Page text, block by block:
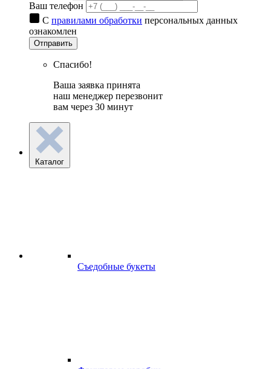
Ваш телефон
С правилами обработки персональных данных
ознакомлен
Отправить
Спасибо!
Ваша заявка принята
наш менеджер перезвонит
вам через 30 минут
Каталог
Съедобные букеты